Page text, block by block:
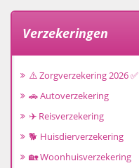
Verzekeringen
⚠️ Zorgverzekering 2026 ✅
🚗 Autoverzekering
✈️ Reisverzekering
🐕 Huisdierverzekering
🏡 Woonhuisverzekering